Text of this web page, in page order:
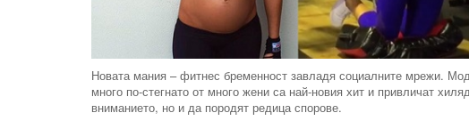
Новата мания – фитнес бременност завладя социалните мрежи.
много по-стегнато от много жени са най-новия хит и привличат
вниманието, но и да породят редица спорове.